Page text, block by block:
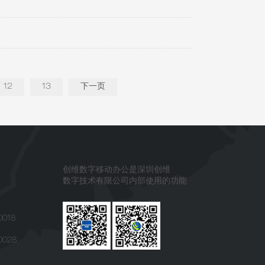
12 13 下一页
创维数字移动办公是深圳创维
数字技术有限公司内部使用的功能